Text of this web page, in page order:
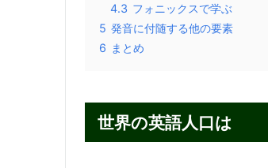
4.3 フォニックスで学ぶ
5 発音に付随する他の要素
6 まとめ
世界の英語人口は